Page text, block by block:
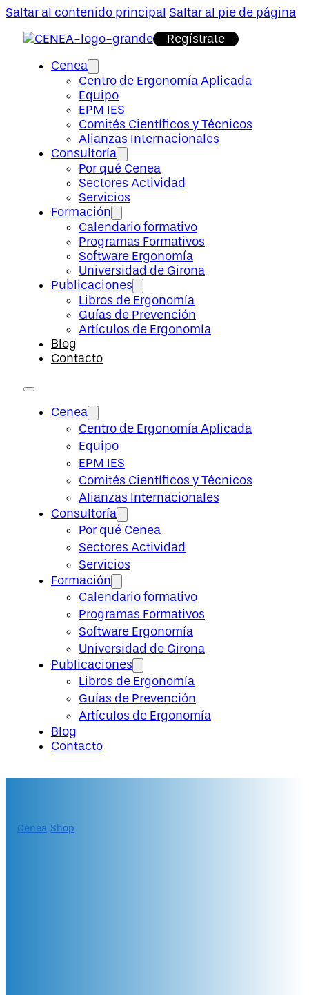
Saltar al contenido principal Saltar al pie de página
Regístrate
Cenea
Centro de Ergonomía Aplicada
Equipo
EPM IES
Comités Científicos y Técnicos
Alianzas Internacionales
Consultoría
Por qué Cenea
Sectores Actividad
Servicios
Formación
Calendario formativo
Programas Formativos
Software Ergonomía
Universidad de Girona
Publicaciones
Libros de Ergonomía
Guías de Prevención
Artículos de Ergonomía
Blog
Contacto
Cenea
Centro de Ergonomía Aplicada
Equipo
EPM IES
Comités Científicos y Técnicos
Alianzas Internacionales
Consultoría
Por qué Cenea
Sectores Actividad
Servicios
Formación
Calendario formativo
Programas Formativos
Software Ergonomía
Universidad de Girona
Publicaciones
Libros de Ergonomía
Guías de Prevención
Artículos de Ergonomía
Blog
Contacto
Cenea Shop